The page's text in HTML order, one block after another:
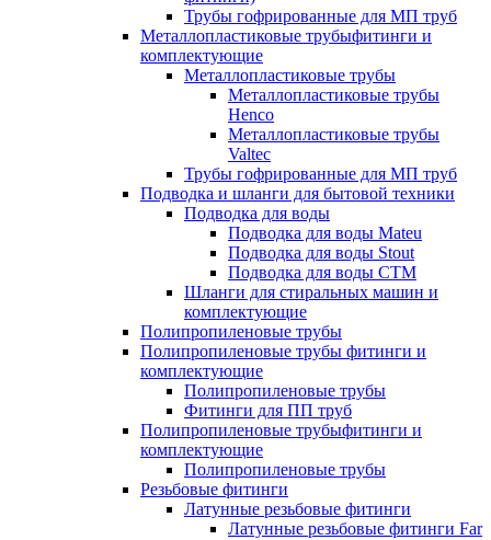
Трубы гофрированные для МП труб
Металлопластиковые трубыфитинги и
комплектующие
Металлопластиковые трубы
Металлопластиковые трубы
Henco
Металлопластиковые трубы
Valtec
Трубы гофрированные для МП труб
Подводка и шланги для бытовой техники
Подводка для воды
Подводка для воды Mateu
Подводка для воды Stout
Подводка для воды СТМ
Шланги для стиральных машин и
комплектующие
Полипропиленовые трубы
Полипропиленовые трубы фитинги и
комплектующие
Полипропиленовые трубы
Фитинги для ПП труб
Полипропиленовые трубыфитинги и
комплектующие
Полипропиленовые трубы
Резьбовые фитинги
Латунные резьбовые фитинги
Латунные резьбовые фитинги Far